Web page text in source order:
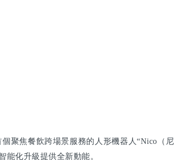
聚焦餐飲跨場景服務的人形機器人“Nico（尼
能化升級提供全新動能。